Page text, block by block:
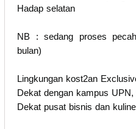
Hadap selatan
NB : sedang proses
bulan)
Lingkungan kost2an
Dekat dengan kampus
Dekat pusat bisnis dan